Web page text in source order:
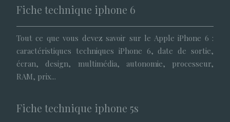
Fiche technique iphone 6
Tout ce que vous devez savoir sur le Apple iPhone 6 :
caractéristiques techniques iPhone 6, date de sortie,
écran, design, multimédia, autonomie, processeur,
RAM, prix...
Fiche technique iphone 5s